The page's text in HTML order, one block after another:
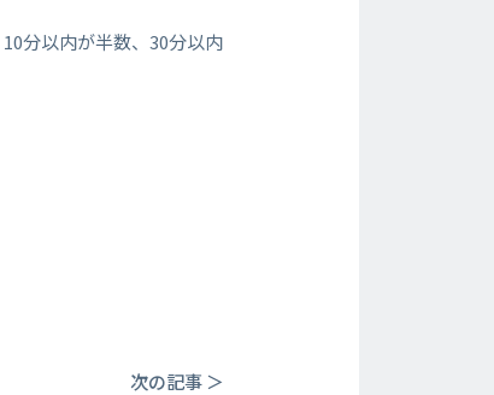
分以内が半数、30分以内
次の記事 ＞